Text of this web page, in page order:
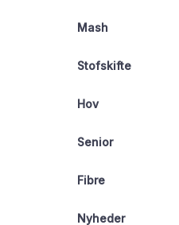
Mash
Stofskifte
Hov
Senior
Fibre
Nyheder